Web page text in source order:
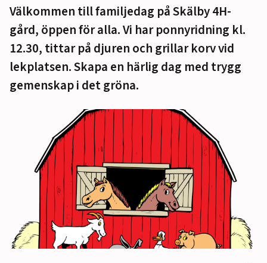
Välkommen till familjedag på Skälby 4H-
gård, öppen för alla. Vi har ponnyridning kl.
12.30, tittar på djuren och grillar korv vid
lekplatsen. Skapa en härlig dag med trygg
gemenskap i det gröna.